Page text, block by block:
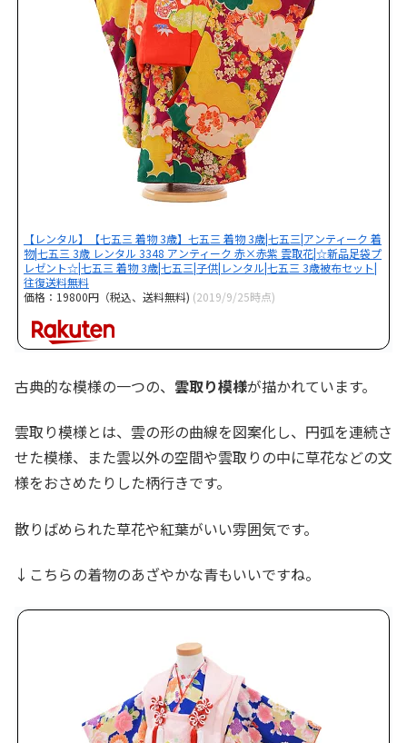
【レンタル】【七五三 着物 3歳】七五三 着物 3歳|七五三|アンティーク 着
物|七五三 3歳 レンタル 3348 アンティーク 赤×赤紫 雲取花|☆新品足袋プ
レゼント☆|七五三 着物 3歳|七五三|子供|レンタル|七五三 3歳被布セット|
往復送料無料
価格：19800円（税込、送料無料) (2019/9/25時点)
古典的な模様の一つの、 雲取り模様が描かれています。
雲取り模様とは、雲の形の曲線を図案化し、円弧を連続さ
せた模様、また雲以外の空間や雲取りの中に草花などの文
様をおさめたりした柄行きです。
散りばめられた草花や紅葉がいい雰囲気です。
↓こちらの着物のあざやかな青もいいですね。